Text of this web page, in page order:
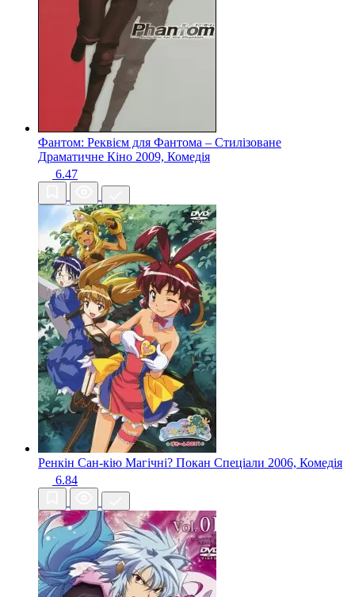
Фантом: Реквієм для Фантома – Стилізоване
Драматичне Кіно 2009, Комедія
6.47
Ренкін Сан-кію Магічні? Покан Спеціали 2006, Комедія
6.84